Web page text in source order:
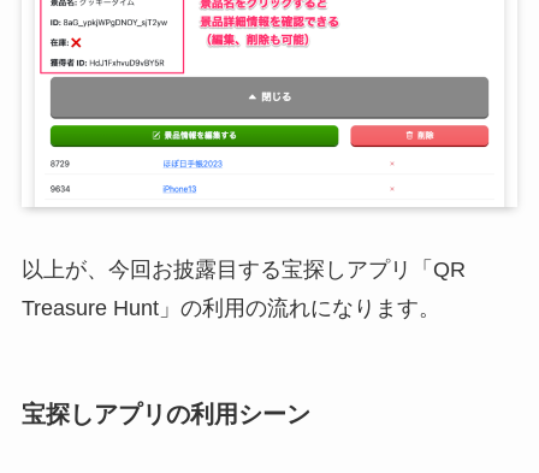
以上が、今回お披露目する宝探しアプリ「QR
Treasure Hunt」の利用の流れになります。
宝探しアプリの利用シーン